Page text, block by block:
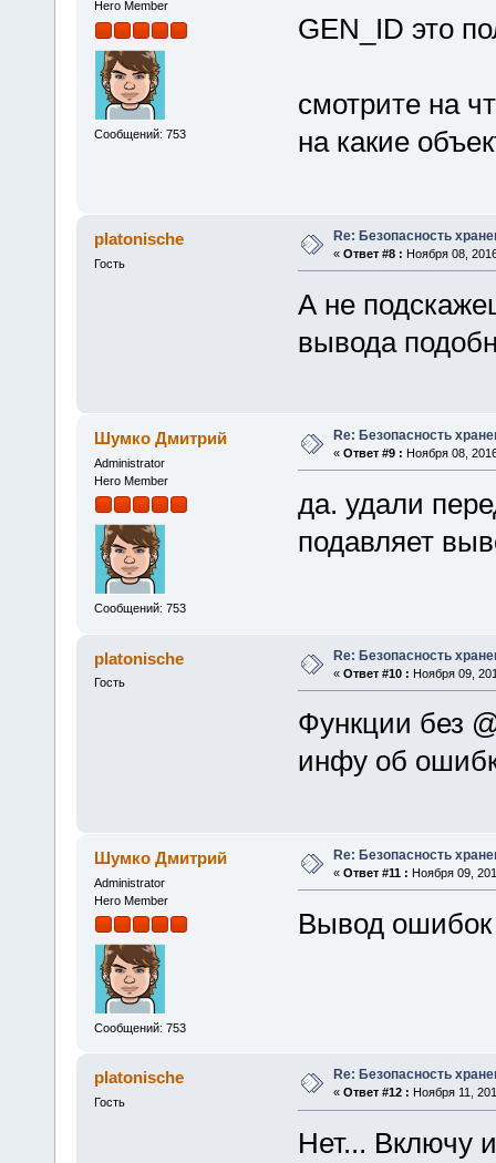
Hero Member
Сообщений: 753
GEN_ID это
смотрите на
на какие
platonische
Гость
Re: Безопасность
« Ответ #8 : Ноября 08,
А не
вывода
Шумко Дмитрий
Administrator
Hero Member
Сообщений: 753
Re: Безопасность
« Ответ #9 : Ноября 08,
да. удали
подавляет
platonische
Гость
Re: Безопасность
« Ответ #10 : Ноября 09,
Функции без
инфу об
Шумко Дмитрий
Administrator
Hero Member
Сообщений: 753
Re: Безопасность
« Ответ #11 : Ноября 09,
Вывод
platonische
Гость
Re: Безопасность
« Ответ #12 : Ноября 11,
Нет... Включу